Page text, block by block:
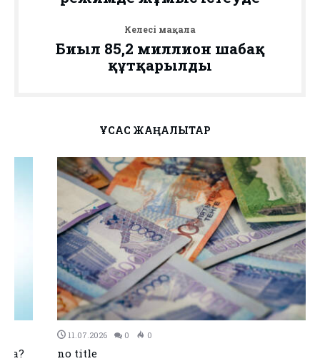
Келесі мақала
Биыл 85,2 миллион шабақ
құтқарылды
ҰҚСАС ЖАҢАЛЫҚТАР
11.07.2026 0 0
no title